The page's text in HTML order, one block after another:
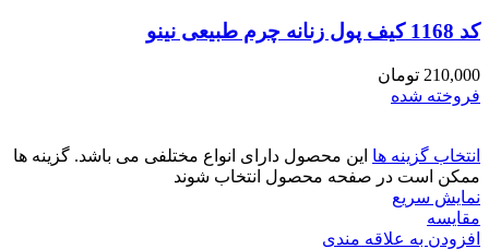
کد 1168 کیف پول زنانه چرم طبیعی نینو
210,000 تومان
فروخته شده
انتخاب گزینه ها این محصول دارای انواع مختلفی می باشد. گزینه ها
ممکن است در صفحه محصول انتخاب شوند
نمایش سریع
مقايسه
افزودن به علاقه مندی